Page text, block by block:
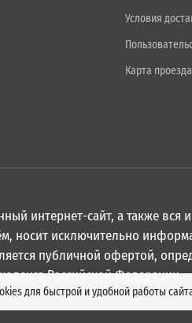
Условия
Карта проезда
интернет-сайт, а также вся
носит исключительно
публичной офертой,
Российской Федерации.
для быстрой и удобной работы